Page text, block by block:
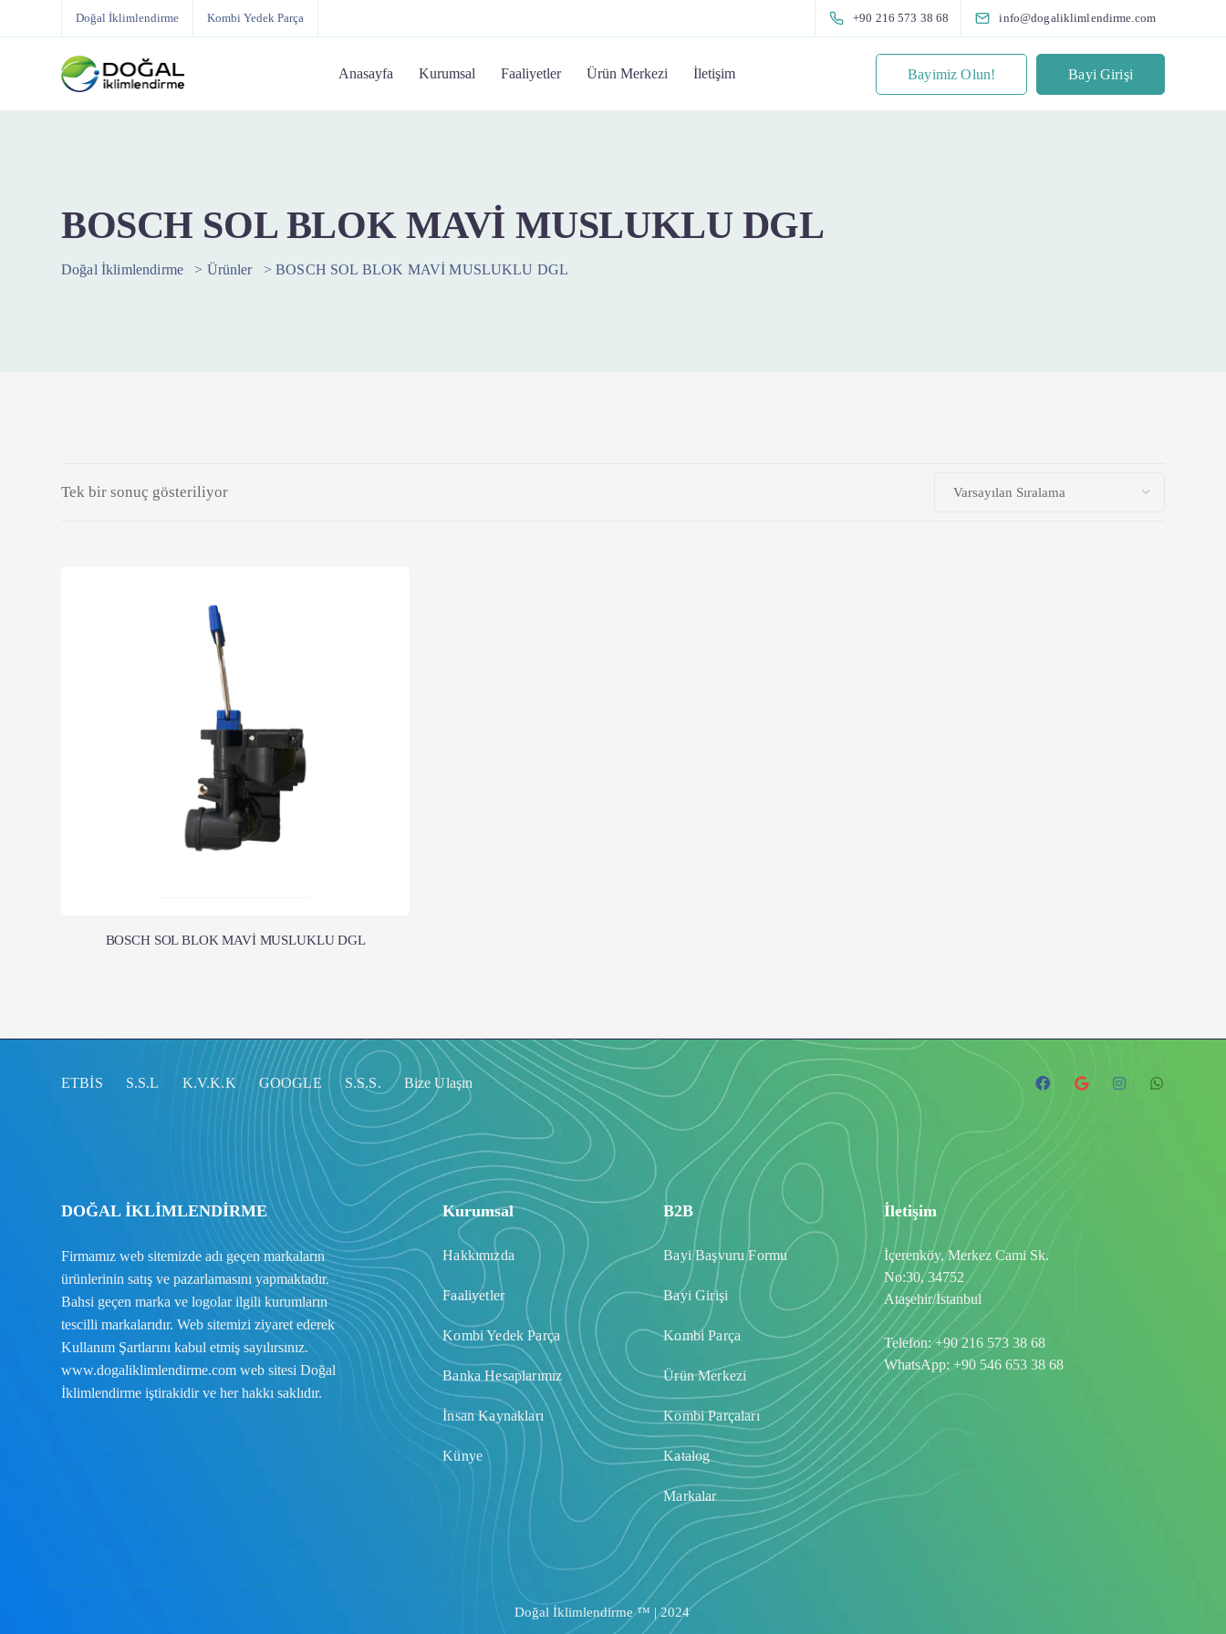
Doğal İklimlendirme Kombi Yedek Parça +90 216 573 38 68 info@dogaliklimlendirme.com
Anasayfa Kurumsal Faaliyetler Ürün Merkezi İletişim Bayimiz Olun! Bayi Girişi
BOSCH SOL BLOK MAVİ MUSLUKLU DGL
Doğal İklimlendirme > Ürünler >BOSCH SOL BLOK MAVİ MUSLUKLU DGL
Tek bir sonuç gösteriliyor
BOSCH SOL BLOK MAVİ MUSLUKLU DGL
ETBİS S.S.L K.V.K.K GOOGLE S.S.S. Bize Ulaşın
DOĞAL İKLİMLENDİRME
Firmamız web sitemizde adı geçen markaların
ürünlerinin satış ve pazarlamasını yapmaktadır.
Bahsi geçen marka ve logolar ilgili kurumların
tescilli markalarıdır. Web sitemizi ziyaret ederek
Kullanım Şartlarını kabul etmiş sayılırsınız.
www.dogaliklimlendirme.com web sitesi Doğal
İklimlendirme iştirakidir ve her hakkı saklıdır.
Kurumsal
Hakkımızda
Faaliyetler
Kombi Yedek Parça
Banka Hesaplarımız
İnsan Kaynakları
Künye
B2B
Bayi Başvuru Formu
Bayi Girişi
Kombi Parça
Ürün Merkezi
Kombi Parçaları
Katalog
Markalar
İletişim
İçerenköy, Merkez Cami Sk.
No:30, 34752
Ataşehir/İstanbul
Telefon:+90 216 573 38 68
WhatsApp:+90 546 653 38 68
Doğal İklimlendirme ™ | 2024